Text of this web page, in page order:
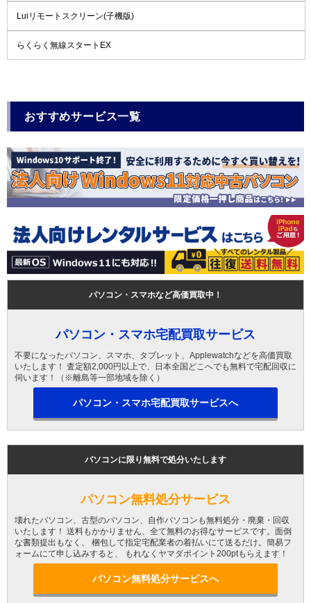
Luiリモートスクリーン(子機版)
らくらく無線スタートEX
おすすめサービス一覧
パソコン・スマホなど高価買取中！
パソコン・スマホ宅配買取サービス
不要になったパソコン、スマホ、タブレット、Applewatchなどを高価買取
いたします！ 査定額2,000円以上で、日本全国どこへでも無料で宅配回収に
伺います！（※離島等一部地域を除く）
パソコン・スマホ宅配買取サービスへ
パソコンに限り無料で処分いたします
パソコン無料処分サービス
壊れたパソコン、古型のパソコン、自作パソコンも無料処分・廃棄・回収
いたします！ 送料もかかりません、全て無料のお得なサービスです。面倒
な書類提出もなく、 梱包して指定宅配業者の着払いにて送るだけ。簡易フ
ォームにて申し込みすると、 もれなくヤマダポイント200ptもらえます！
パソコン無料処分サービスへ